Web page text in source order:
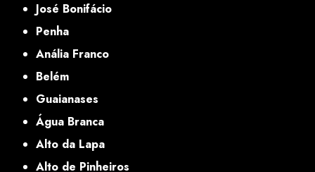
José Bonifácio
Penha
Anália Franco
Belém
Guaianases
Água Branca
Alto da Lapa
Alto de Pinheiros